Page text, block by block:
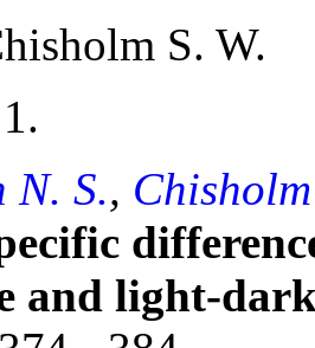
S. W.
S.,
and light-